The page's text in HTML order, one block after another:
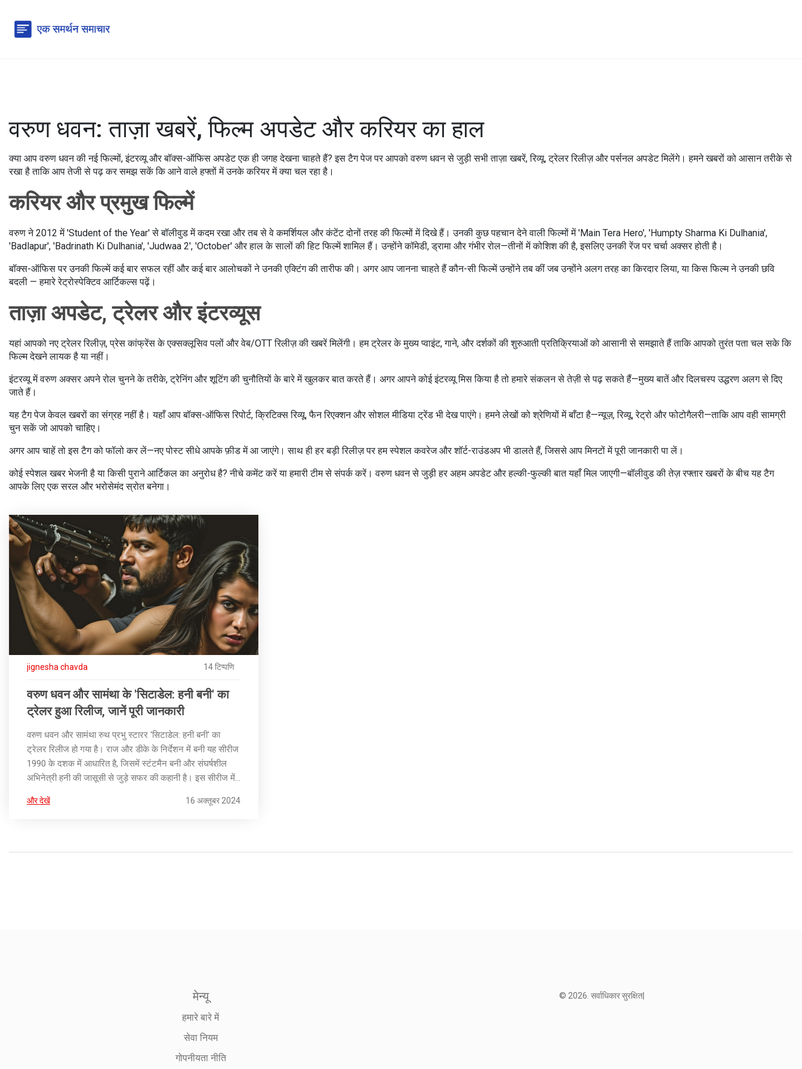
वरुण धवन: ताज़ा खबरें, फिल्म अपडेट और करियर का हाल
क्या आप वरुण धवन की नई फिल्मों, इंटरव्यू और बॉक्स-ऑफिस अपडेट एक ही जगह देखना चाहते हैं? इस टैग पेज पर आपको वरुण धवन से जुड़ी सभी ताज़ा खबरें, रिव्यू, ट्रेलर रिलीज़ और पर्सनल अपडेट मिलेंगे। हमने खबरों को आसान तरीके से
रखा है ताकि आप तेजी से पढ़ कर समझ सकें कि आने वाले हफ्तों में उनके करियर में क्या चल रहा है।
करियर और प्रमुख फिल्में
वरुण ने 2012 में 'Student of the Year' से बॉलीवुड में कदम रखा और तब से वे कमर्शियल और कंटेंट दोनों तरह की फिल्मों में दिखे हैं। उनकी कुछ पहचान देने वाली फिल्मों में 'Main Tera Hero', 'Humpty Sharma Ki Dulhania',
'Badlapur', 'Badrinath Ki Dulhania', 'Judwaa 2', 'October' और हाल के सालों की हिट फिल्में शामिल हैं। उन्होंने कॉमेडी, ड्रामा और गंभीर रोल—तीनों में कोशिश की है, इसलिए उनकी रेंज पर चर्चा अक्सर होती है।
बॉक्स-ऑफिस पर उनकी फिल्में कई बार सफल रहीं और कई बार आलोचकों ने उनकी एक्टिंग की तारीफ की। अगर आप जानना चाहते हैं कौन-सी फिल्में उन्होंने तब कीं जब उन्होंने अलग तरह का किरदार लिया, या किस फिल्म ने उनकी छवि
बदली — हमारे रेट्रोस्पेक्टिव आर्टिकल्स पढ़ें।
ताज़ा अपडेट, ट्रेलर और इंटरव्यूस
यहां आपको नए ट्रेलर रिलीज़, प्रेस कांफ्रेंस के एक्सक्लूसिव पलों और वेब/OTT रिलीज़ की खबरें मिलेंगी। हम ट्रेलर के मुख्य प्वाइंट, गाने, और दर्शकों की शुरुआती प्रतिक्रियाओं को आसानी से समझाते हैं ताकि आपको तुरंत पता चल सके कि
फिल्म देखने लायक है या नहीं।
इंटरव्यू में वरुण अक्सर अपने रोल चुनने के तरीके, ट्रेनिंग और शूटिंग की चुनौतियों के बारे में खुलकर बात करते हैं। अगर आपने कोई इंटरव्यू मिस किया है तो हमारे संकलन से तेज़ी से पढ़ सकते हैं—मुख्य बातें और दिलचस्प उद्धरण अलग से दिए
जाते हैं।
यह टैग पेज केवल खबरों का संग्रह नहीं है। यहाँ आप बॉक्स-ऑफिस रिपोर्ट, क्रिटिक्स रिव्यू, फैन रिएक्शन और सोशल मीडिया ट्रेंड भी देख पाएंगे। हमने लेखों को श्रेणियों में बाँटा है—न्यूज़, रिव्यू, रेट्रो और फोटोगैलरी—ताकि आप वही सामग्री
चुन सकें जो आपको चाहिए।
अगर आप चाहें तो इस टैग को फॉलो कर लें—नए पोस्ट सीधे आपके फ़ीड में आ जाएंगे। साथ ही हर बड़ी रिलीज़ पर हम स्पेशल कवरेज और शॉर्ट-राउंडअप भी डालते हैं, जिससे आप मिनटों में पूरी जानकारी पा लें।
कोई स्पेशल खबर भेजनी है या किसी पुराने आर्टिकल का अनुरोध है? नीचे कमेंट करें या हमारी टीम से संपर्क करें। वरुण धवन से जुड़ी हर अहम अपडेट और हल्की-फुल्की बात यहाँ मिल जाएगी—बॉलीवुड की तेज़ रफ्तार खबरों के बीच यह टैग
आपके लिए एक सरल और भरोसेमंद स्रोत बनेगा।
jignesha chavda 14 टिप्पणि
वरुण धवन और सामंथा के 'सिटाडेल: हनी बनी' का
ट्रेलर हुआ रिलीज, जानें पूरी जानकारी
वरुण धवन और सामंथा रुथ प्रभु स्टारर 'सिटाडेल: हनी बनी' का
ट्रेलर रिलीज हो गया है। राज और डीके के निर्देशन में बनी यह सीरीज
1990 के दशक में आधारित है, जिसमें स्टंटमैन बनी और संघर्षशील
अभिनेत्री हनी की जासूसी से जुड़े सफर की कहानी है। इस सीरीज में
और देखें 16 अक्तूबर 2024
मेन्यू
हमारे बारे में
सेवा नियम
गोपनीयता नीति
© 2026. सर्वाधिकार सुरक्षित|